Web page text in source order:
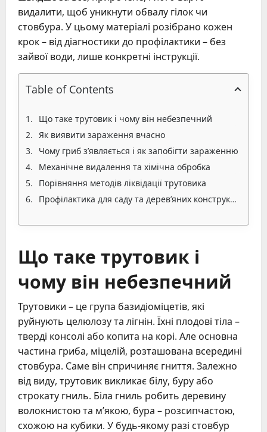
видалити, щоб уникнути обвалу гілок чи
стовбура. У цьому матеріалі розібрано кожен
крок – від діагностики до профілактики – без
зайвої води, лише конкретні інструкції.
Table of Contents
Що таке трутовик і чому він небезпечний
Як виявити зараження вчасно
Чому гриб з’являється і як запобігти зараженню
Механічне видалення та хімічна обробка
Порівняння методів ліквідації трутовика
Профілактика для саду та дерев’яних конструкцій
Що таке трутовик і
чому він небезпечний
Трутовики – це група базидіоміцетів, які
руйнують целюлозу та лігнін. Їхні плодові тіла –
тверді консолі або копита на корі. Але основна
частина гриба, міцелій, розташована всередині
стовбура. Саме він спричиняє гниття. Залежно
від виду, трутовик викликає білу, буру або
строкату гниль. Біла гниль робить деревину
волокнистою та м’якою, бура – розсипчастою,
схожою на кубики. У будь-якому разі стовбур